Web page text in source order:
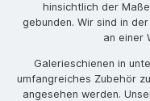
hinsichtlich der
gebunden. Wir sind in
an einer
Galerieschienen in
umfangreiches Zubehör
angesehen werden.